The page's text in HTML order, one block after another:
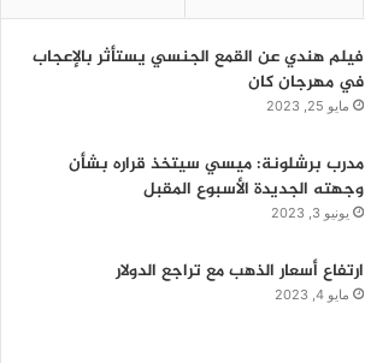
فيلم هندي عن القمع الجنسي يستأثر بالإعجاب
في مهرجان كان
مايو 25, 2023
مدرب برشلونة: ميسي سيتخذ قراره بشأن
وجهته الجديدة الأسبوع المقبل
يونيو 3, 2023
ارتفاع أسعار الذهب مع تراجع الدولار
مايو 4, 2023